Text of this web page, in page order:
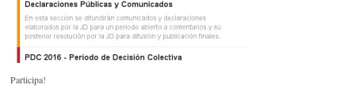
Participa!